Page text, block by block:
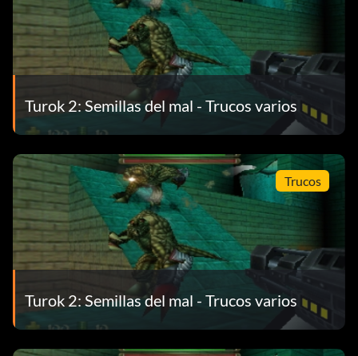
Turok 2: Semillas del mal - Trucos varios
Trucos
Turok 2: Semillas del mal - Trucos varios